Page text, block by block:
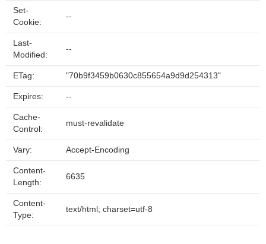
Set-
Cookie:
--
Last-
Modified:
--
ETag: "70b9f3459b0630c855654a9d9d254313"
Expires: --
Cache-
Control:
must-revalidate
Vary: Accept-Encoding
Content-
Length:
6635
Content-
Type:
text/html; charset=utf-8